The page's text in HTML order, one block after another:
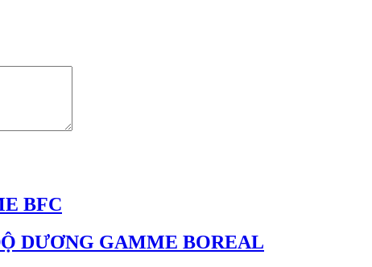
BFC
DƯƠNG GAMME BOREAL